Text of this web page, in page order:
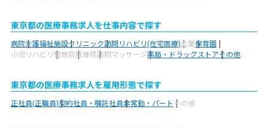
東京都の医療事務求人を仕事内容で探す
病院介護福祉施設クリニック訪問リハビリ(在宅医療)企業保育園
小児リハビリ整骨院接骨院訪問マッサージ薬局・ドラッグストアその他
東京都の医療事務求人を雇用形態で探す
正社員(正職員)契約社員・嘱託社員非常勤・パートその他